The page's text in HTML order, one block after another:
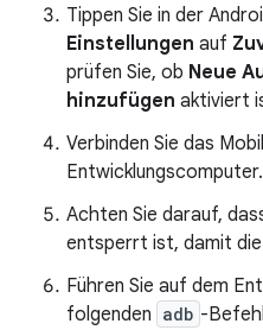
Tippen Sie in der
Einstellungen auf
prüfen Sie, ob Neue
hinzufügen aktiviert
Verbinden Sie das
Entwicklungscomputer.
Achten Sie darauf,
entsperrt ist, damit
Führen Sie auf dem
folgenden adb -